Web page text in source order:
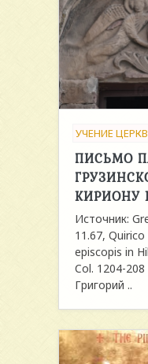
УЧЕНИЕ
ПИСЬМО
КИРИОНУ
Источник:
11.67,
episcopis in
Col. 1204-
Григорий ..